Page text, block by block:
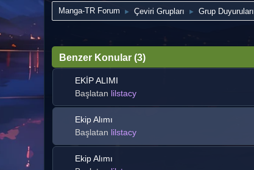
Manga-TR Forum ► Çeviri Grupları ► Grup Duyuruları
Benzer Konular (3)
EKİP ALIMI
Başlatan lilstacy
Ekip Alımı
Başlatan lilstacy
Ekip Alımı